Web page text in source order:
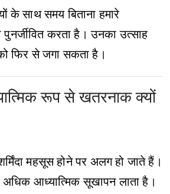
के साथ समय बिताना हमारे
करता है। उनका उत्साह
फिर से जगा सकता है।
रूप से खतरनाक क्यों
महसूस होने पर अलग हो जाते हैं।
आध्यात्मिक सूखापन लाता है।